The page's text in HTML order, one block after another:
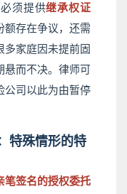
须提供继承权证
额存在争议，还需
家庭因未提前固
悬而不决。律师可
公司以此为由暂停
特殊情形的特
笔签名的授权委托